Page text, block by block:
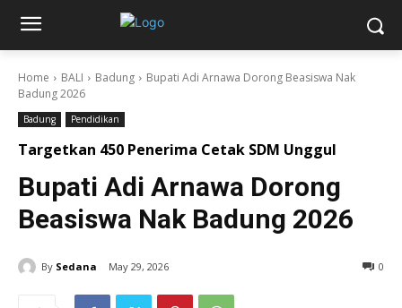
Home BALI Badung
Bupati Adi Arnawa Dorong Beasiswa Nak
Badung 2026
Badung Pendidikan
Targetkan 450 Penerima Cetak SDM Unggul
Bupati Adi Arnawa Dorong
Beasiswa Nak Badung 2026
By Sedana May 29, 2026 0